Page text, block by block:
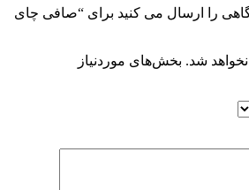
را ارسال می کنید برای “صافی چای
شد. بخش‌های موردنیاز